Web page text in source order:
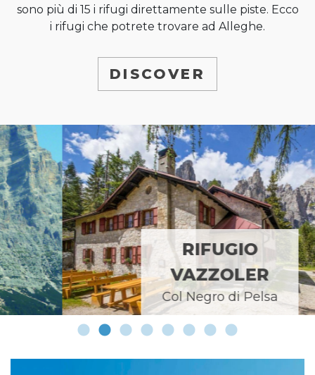
sono più di 15 i rifugi direttamente sulle piste. Ecco
i rifugi che potrete trovare ad Alleghe.
DISCOVER
RIFUGIO
VAZZOLER
Col Negro di Pelsa